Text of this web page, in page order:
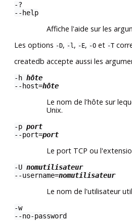
-?
--help
Affiche l'aide sur les
Les options -D, -l, -E, -O et -T
createdb accepte aussi les
-h hôte
--host=hôte
Le nom de l'hôte sur
Unix.
-p port
--port=port
Le port TCP ou
-U nomutilisateur
--username=nomutilisateur
Le nom de l'utilisateur
-w
--no-password